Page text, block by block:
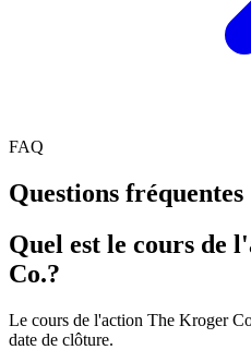
FAQ
Questions fréquentes
Quel est le cours de
Co.?
Le cours de l'action The Kroger
date de clôture.